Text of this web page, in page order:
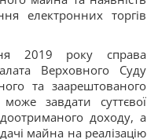
електронних торгів
2019 року справа
Верховного Суду
та заарештованого
завдати суттєвої
доходу, а
майна на реалізацію